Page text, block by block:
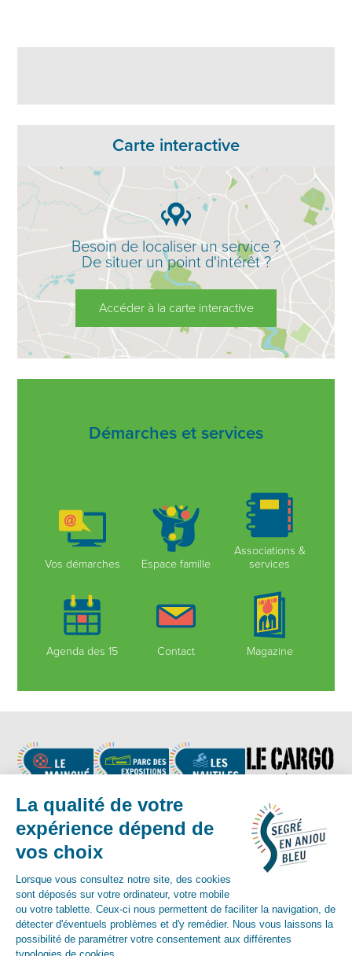
Carte interactive
Besoin de localiser un service ?
De situer un point d'intérêt ?
Accéder à la carte interactive
Démarches et services
Vos démarches Espace famille
Associations &
services
Agenda des 15 Contact Magazine
Contact :
02 41 92 17 83
-
contact@segreenanjoubleu.fr
English Allemandespagnol